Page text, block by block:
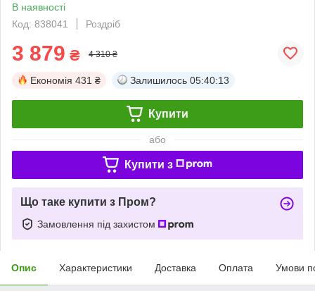
В наявності
Код: 838041
Роздріб
3 879 ₴ 4 310 ₴
Економія 431 ₴ Залишилось 05:40:13
Купити
або
Купити з
Що таке купити з Пром?
Замовлення під захистом
Опис Характеристики Доставка Оплата Умови